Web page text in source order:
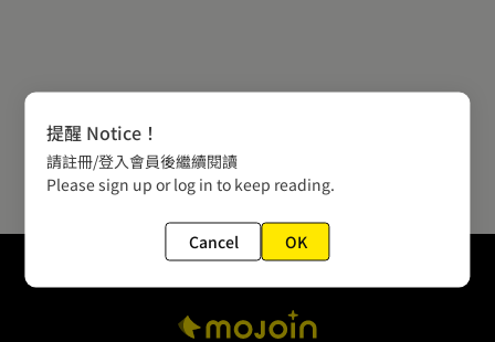
提醒 Notice！
請註冊/登入會員後繼續閱讀
Please sign up or log in to keep reading.
Cancel OK